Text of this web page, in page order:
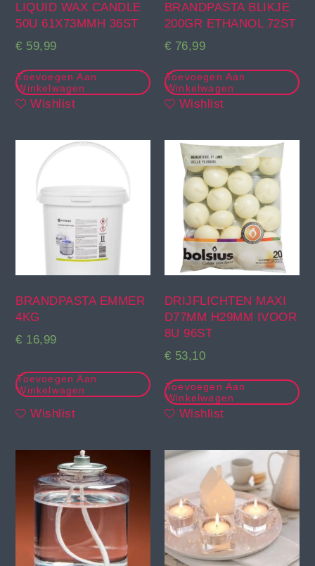
LIQUID WAX CANDLE
50U 61X73MMH 36ST
€ 59,99
Toevoegen Aan
Winkelwagen
Wishlist
BRANDPASTA BLIKJE
200GR ETHANOL 72ST
€ 76,99
Toevoegen Aan
Winkelwagen
Wishlist
BRANDPASTA EMMER
4KG
€ 16,99
Toevoegen Aan
Winkelwagen
Wishlist
DRIJFLICHTEN MAXI
D77MM H29MM IVOOR
8U 96ST
€ 53,10
Toevoegen Aan
Winkelwagen
Wishlist